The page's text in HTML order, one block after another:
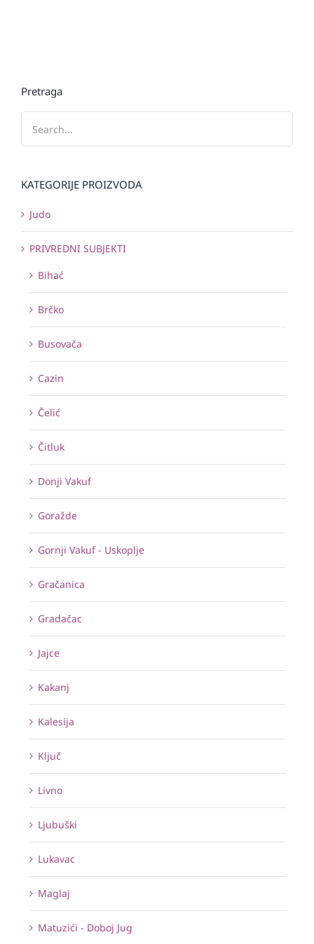
Pretraga
KATEGORIJE PROIZVODA
Judo
PRIVREDNI SUBJEKTI
Bihać
Brčko
Busovača
Cazin
Čelić
Čitluk
Donji Vakuf
Goražde
Gornji Vakuf - Uskoplje
Gračanica
Gradačac
Jajce
Kakanj
Kalesija
Ključ
Livno
Ljubuški
Lukavac
Maglaj
Matuzići - Doboj Jug